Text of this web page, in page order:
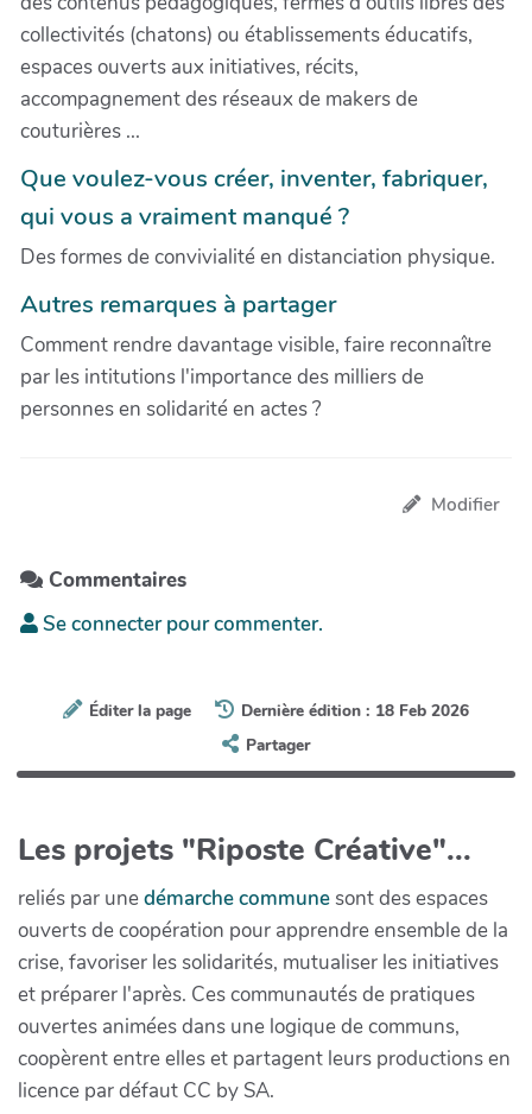
collectivités (chatons) ou établissements éducatifs,
espaces ouverts aux initiatives, récits,
accompagnement des réseaux de makers de
couturières ...
Que voulez-vous créer, inventer, fabriquer,
qui vous a vraiment manqué ?
Des formes de convivialité en distanciation physique.
Autres remarques à partager
Comment rendre davantage visible, faire reconnaître
par les intitutions l'importance des milliers de
personnes en solidarité en actes ?
Modifier
Commentaires
Se connecter pour commenter.
Éditer la page
Dernière édition : 18 Feb 2026
Partager
Les projets "Riposte Créative"...
reliés par unedémarche communesont des espaces
ouverts de coopération pour apprendre ensemble de la
crise, favoriser les solidarités, mutualiser les initiatives
et préparer l'après. Ces communautés de pratiques
ouvertes animées dans une logique de communs,
coopèrent entre elles et partagent leurs productions en
licence par défaut CC by SA.